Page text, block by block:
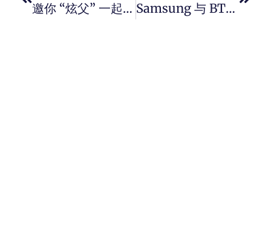
邀你 “炫父” 一起参于 Nike 《DAD30》促销活动吧！ Samsung 与 BTS 合作推出 BTS 限量版 Galaxy S20+ 手机以及 Galaxy Buds+ 耳机 ！